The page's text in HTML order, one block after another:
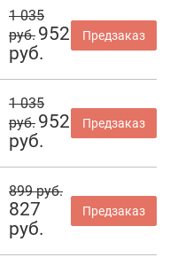
1 035
руб. 952
руб.
Предзаказ
1 035
руб. 952
руб.
Предзаказ
899 руб.
827
руб.
Предзаказ